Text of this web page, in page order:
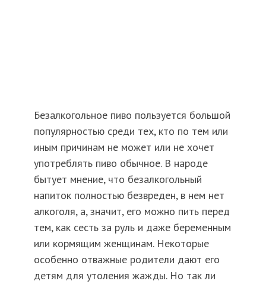
Безалкогольное пиво пользуется большой
популярностью среди тех, кто по тем или
иным причинам не может или не хочет
употреблять пиво обычное. В народе
бытует мнение, что безалкогольный
напиток полностью безвреден, в нем нет
алкоголя, а, значит, его можно пить перед
тем, как сесть за руль и даже беременным
или кормящим женщинам. Некоторые
особенно отважные родители дают его
детям для утоления жажды. Но так ли